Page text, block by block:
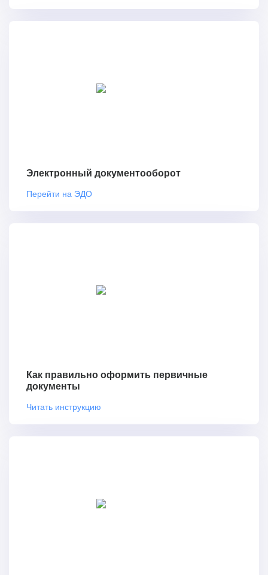
Электронный документооборот
Перейти на ЭДО
Как правильно оформить первичные
документы
Читать инструкцию